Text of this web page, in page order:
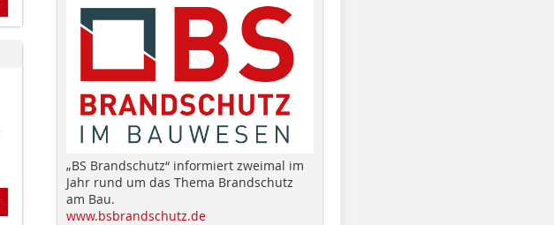
„BS Brandschutz“ informiert zweimal im
Jahr rund um das Thema Brandschutz
am Bau.
www.bsbrandschutz.de